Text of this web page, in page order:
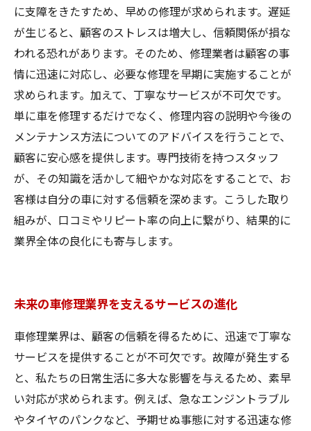
に支障をきたすため、早めの修理が求められます。遅延
が生じると、顧客のストレスは増大し、信頼関係が損な
われる恐れがあります。そのため、修理業者は顧客の事
情に迅速に対応し、必要な修理を早期に実施することが
求められます。加えて、丁寧なサービスが不可欠です。
単に車を修理するだけでなく、修理内容の説明や今後の
メンテナンス方法についてのアドバイスを行うことで、
顧客に安心感を提供します。専門技術を持つスタッフ
が、その知識を活かして細やかな対応をすることで、お
客様は自分の車に対する信頼を深めます。こうした取り
組みが、口コミやリピート率の向上に繋がり、結果的に
業界全体の良化にも寄与します。
未来の車修理業界を支えるサービスの進化
車修理業界は、顧客の信頼を得るために、迅速で丁寧な
サービスを提供することが不可欠です。故障が発生する
と、私たちの日常生活に多大な影響を与えるため、素早
い対応が求められます。例えば、急なエンジントラブル
やタイヤのパンクなど、予期せぬ事態に対する迅速な修